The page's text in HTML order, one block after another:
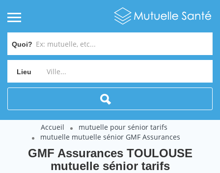
Quoi?
Lieu
Accueil
mutuelle pour sénior tarifs
mutuelle mutuelle sénior GMF Assurances
GMF Assurances TOULOUSE
mutuelle sénior tarifs